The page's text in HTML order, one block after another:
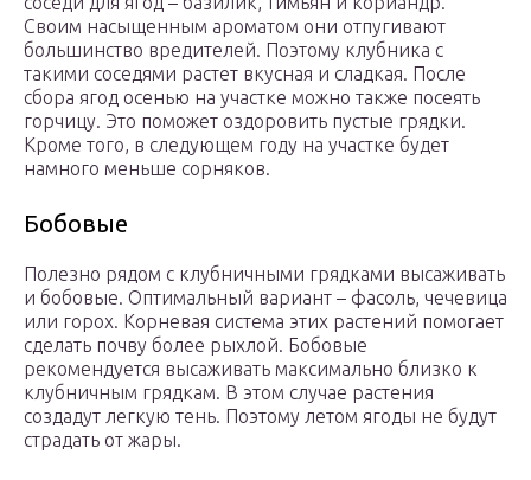
Своим насыщенным ароматом они отпугивают
большинство вредителей. Поэтому клубника с
такими соседями растет вкусная и сладкая. После
сбора ягод осенью на участке можно также посеять
горчицу. Это поможет оздоровить пустые грядки.
Кроме того, в следующем году на участке будет
намного меньше сорняков.
Бобовые
Полезно рядом с клубничными грядками высаживать
и бобовые. Оптимальный вариант – фасоль, чечевица
или горох. Корневая система этих растений помогает
сделать почву более рыхлой. Бобовые
рекомендуется высаживать максимально близко к
клубничным грядкам. В этом случае растения
создадут легкую тень. Поэтому летом ягоды не будут
страдать от жары.